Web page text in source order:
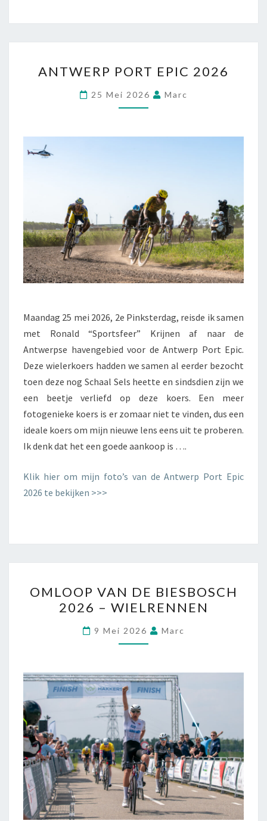
ANTWERP PORT EPIC 2026
25 Mei 2026 Marc
Maandag 25 mei 2026, 2e Pinksterdag, reisde ik samen
met Ronald “Sportsfeer” Krijnen af naar de
Antwerpse havengebied voor de Antwerp Port Epic.
Deze wielerkoers hadden we samen al eerder bezocht
toen deze nog Schaal Sels heette en sindsdien zijn we
een beetje verliefd op deze koers. Een meer
fotogenieke koers is er zomaar niet te vinden, dus een
ideale koers om mijn nieuwe lens eens uit te proberen.
Ik denk dat het een goede aankoop is ….
Klik hier om mijn foto’s van de Antwerp Port Epic
2026 te bekijken >>>
OMLOOP VAN DE BIESBOSCH
2026 – WIELRENNEN
9 Mei 2026 Marc